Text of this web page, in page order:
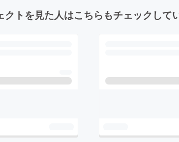
クトを見た人はこちらもチェックして